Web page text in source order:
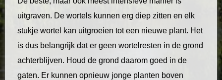
uitgraven. De wortels kunnen erg diep zitten en elk
stukje wortel kan uitgroeien tot een nieuwe plant. Het
is dus belangrijk dat er geen wortelresten in de grond
achterblijven. Houd de grond daarom goed in de
gaten. Er kunnen opnieuw jonge planten boven